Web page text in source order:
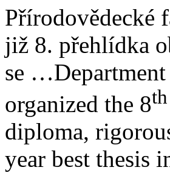
Přírodovědecké
již 8. přehlídka
se …
organized the 8th
diploma,
year best thesis